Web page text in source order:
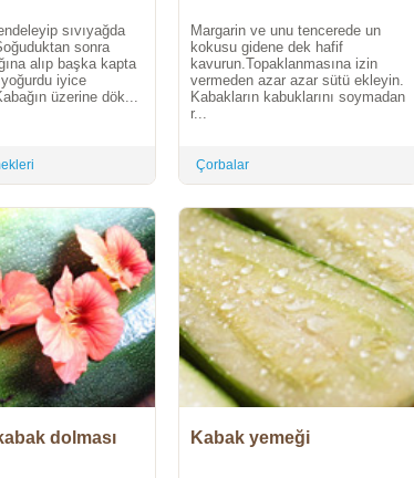
sıvıyağda
sonra
alıp başka kapta
iyice
üzerine dök...
Margarin ve unu tencerede un
kokusu gidene dek hafif
kavurun.Topaklanmasına izin
vermeden azar azar sütü ekleyin.
Kabakların kabuklarını soymadan
r...
Çorbalar
dolması Kabak yemeği